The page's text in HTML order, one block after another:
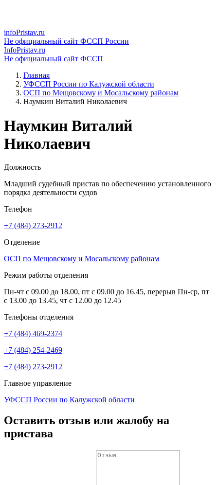
infoPristav.ru
Не официальный сайт ФССП России
InfoPristav.ru
Не официальный сайт ФССП
Главная
УФССП России по Калужской области
ОСП по Мещовскому и Мосальскому районам
Наумкин Виталий Николаевич
Наумкин Виталий
Николаевич
Должность
Младший судебный пристав по обеспечению установленного
порядка деятельности судов
Телефон
+7 (484) 273-2912
Отделение
ОСП по Мещовскому и Мосальскому районам
Режим работы отделения
Пн-чт с 09.00 до 18.00, пт с 09.00 до 16.45, перерыв Пн-ср, пт
с 13.00 до 13.45, чт с 12.00 до 12.45
Телефоны отделения
+7 (484) 469-2374
+7 (484) 254-2469
+7 (484) 273-2912
Главное управление
УФССП России по Калужской области
Оставить отзыв или жалобу на
пристава